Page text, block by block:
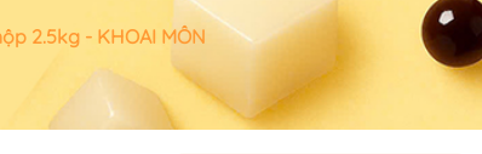
2.5kg - KHOAI MÔN